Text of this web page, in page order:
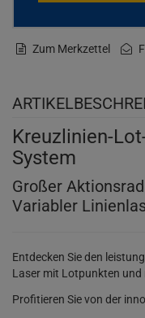
Zum Merkzettel
Kreuzlinien-
System
Großer
Variabler
Entdecken Sie den
Laser mit Lotpunkten und
Profitieren Sie von der